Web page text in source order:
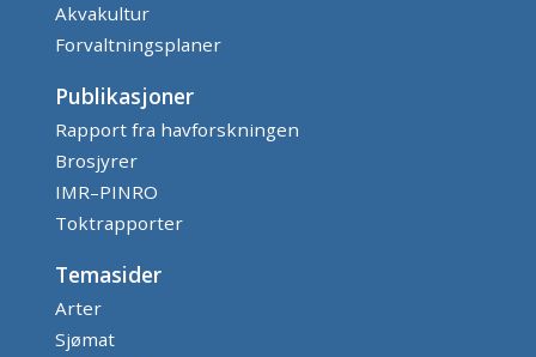
Akvakultur
Forvaltningsplaner
Publikasjoner
Rapport fra havforskningen
Brosjyrer
IMR–PINRO
Toktrapporter
Temasider
Arter
Sjømat